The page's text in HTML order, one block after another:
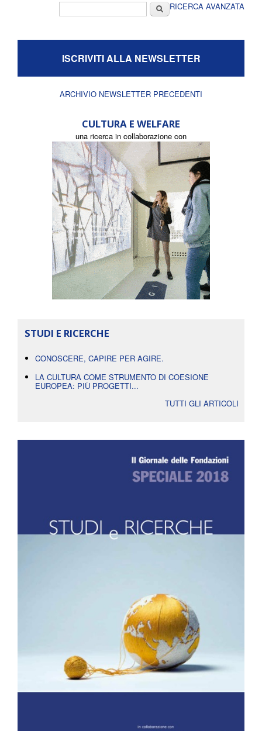
CercaRICERCA AVANZATA
ISCRIVITI ALLA NEWSLETTER
ARCHIVIO NEWSLETTER PRECEDENTI
CULTURA E WELFARE
una ricerca in collaborazione con
STUDI E RICERCHE
CONOSCERE, CAPIRE PER AGIRE.
LA CULTURA COME STRUMENTO DI COESIONE
EUROPEA: PIÙ PROGETTI...
TUTTI GLI ARTICOLI